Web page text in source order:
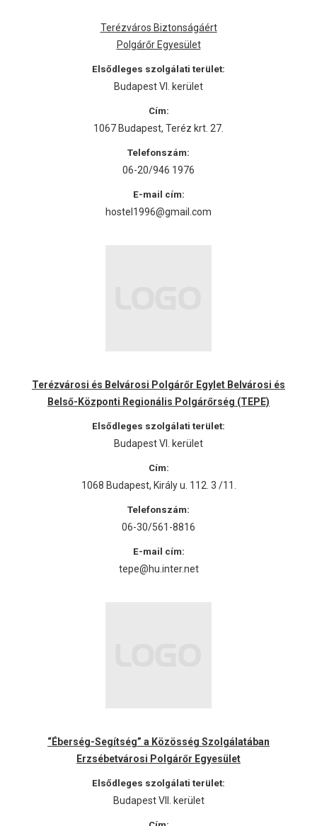
Terézváros Biztonságáért
Polgárőr Egyesület
Elsődleges szolgálati terület:
Budapest VI. kerület
Cím:
1067 Budapest, Teréz krt. 27.
Telefonszám:
06-20/946 1976
E-mail cím:
hostel1996@gmail.com
Terézvárosi és Belvárosi Polgárőr Egylet Belvárosi és
Belső-Központi Regionális Polgárőrség (TEPE)
Elsődleges szolgálati terület:
Budapest VI. kerület
Cím:
1068 Budapest, Király u. 112. 3 /11.
Telefonszám:
06-30/561-8816
E-mail cím:
tepe@hu.inter.net
“Éberség-Segítség” a Közösség Szolgálatában
Erzsébetvárosi Polgárőr Egyesület
Elsődleges szolgálati terület:
Budapest VII. kerület